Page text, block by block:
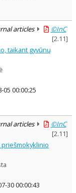
articles
©InC
[2.11]
taikant gyvūnų
05 00:00:25
articles
©InC
[2.11]
priešmokyklinio
30 00:00:43